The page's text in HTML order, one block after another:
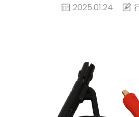
2025.01.24